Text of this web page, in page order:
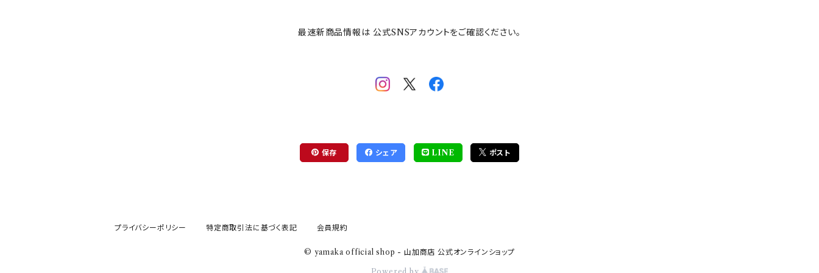
ハローキティ
最速新商品情報は 公式SNSアカウントをご確認ください。
保存 シェア LINE ポスト
プライバシーポリシー 特定商取引法に基づく表記 会員規約
© yamaka official shop - 山加商店 公式オンラインショップ